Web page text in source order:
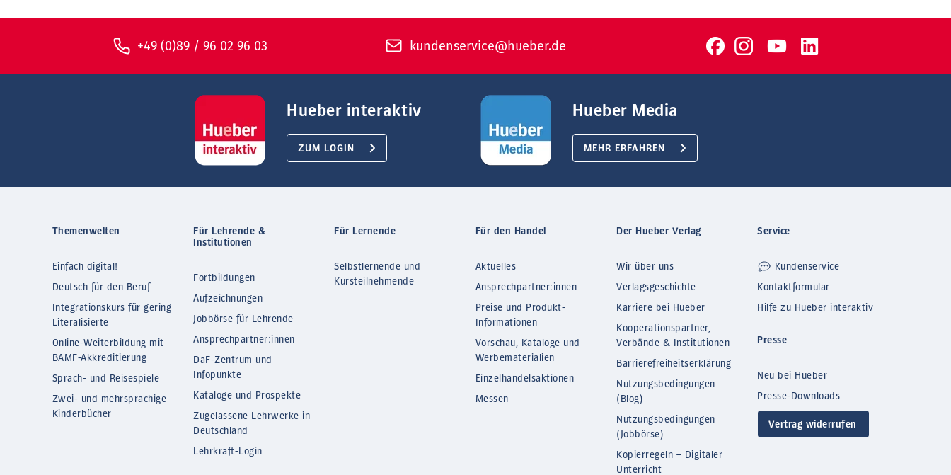
+49 (0)89 / 96 02 96 03 kundenservice@hueber.de
Hueber interaktiv
ZUM LOGIN
Hueber Media
MEHR ERFAHREN
Themenwelten
Einfach digital!
Deutsch für den Beruf
Integrationskurs für gering
Literalisierte
Online-Weiterbildung mit
BAMF-Akkreditierung
Sprach- und Reisespiele
Zwei- und mehrsprachige
Kinderbücher
Für Lehrende &
Institutionen
Fortbildungen
Aufzeichnungen
Jobbörse für Lehrende
Ansprechpartner:innen
DaF-Zentrum und
Infopunkte
Kataloge und Prospekte
Zugelassene Lehrwerke in
Deutschland
Lehrkraft-Login
Für Lernende
Selbstlernende und
Kursteilnehmende
Für den Handel
Aktuelles
Ansprechpartner:innen
Preise und Produkt-
Informationen
Vorschau, Kataloge und
Werbematerialien
Einzelhandelsaktionen
Messen
Der Hueber Verlag
Wir über uns
Verlagsgeschichte
Karriere bei Hueber
Kooperationspartner,
Verbände & Institutionen
Barrierefreiheitserklärung
Nutzungsbedingungen
(Blog)
Nutzungsbedingungen
(Jobbörse)
Kopierregeln – Digitaler
Unterricht
Service
Kundenservice
Kontaktformular
Hilfe zu Hueber interaktiv
Presse
Neu bei Hueber
Presse-Downloads
Vertrag widerrufen